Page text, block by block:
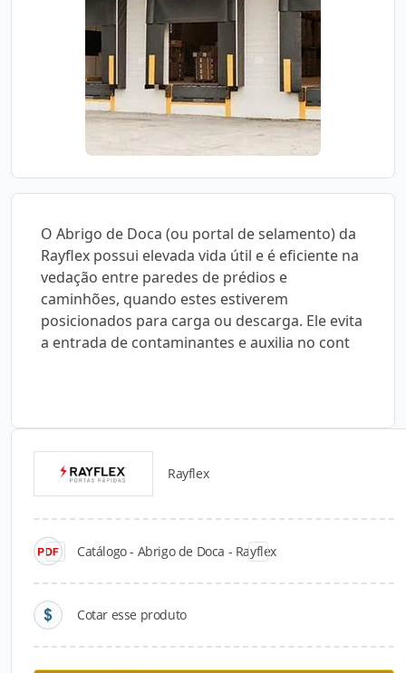
O Abrigo de Doca (ou portal de selamento) da
Rayflex possui elevada vida útil e é eficiente na
vedação entre paredes de prédios e
caminhões, quando estes estiverem
posicionados para carga ou descarga. Ele evita
a entrada de contaminantes e auxilia no cont
Rayflex
Catálogo - Abrigo de Doca - Rayflex
Cotar esse produto
Catálogos para Download